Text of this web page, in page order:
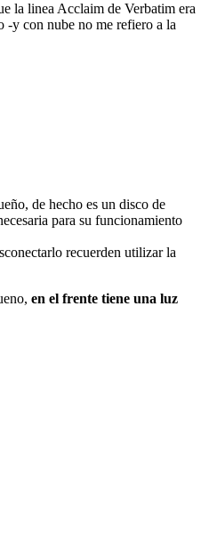
la linea Acclaim de Verbatim era
-y con nube no me refiero a la
de hecho es un disco de
para su funcionamiento
recuerden utilizar la
en el frente tiene una luz